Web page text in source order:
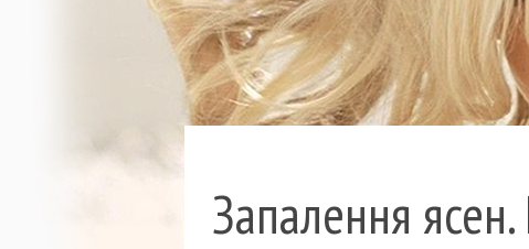
Запалення